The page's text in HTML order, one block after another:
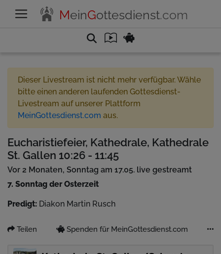
MeinGottesdienst.com
Dieser Livestream ist nicht mehr verfügbar. Wähle
bitte einen anderen laufenden Gottesdienst-
Livestream auf unserer Plattform
MeinGottesdienst.com aus.
Eucharistiefeier, Kathedrale, Kathedrale
St. Gallen 10:26 - 11:45
Vor 2 Monaten, Sonntag am 17.05. live gestreamt
7. Sonntag der Osterzeit
Predigt: Diakon Martin Rusch
Teilen Spenden für MeinGottesdienst.com